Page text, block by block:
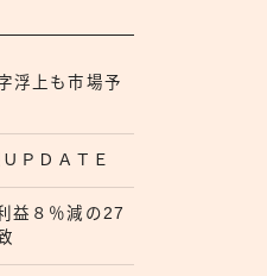
浮上も市場予
ＰＤＡＴＥ
益８％減の27